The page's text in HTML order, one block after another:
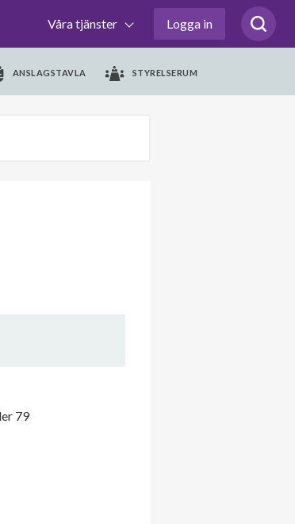
Våra tjänster Logga in
ANSLAGSTAVLA STYRELSERUM
79